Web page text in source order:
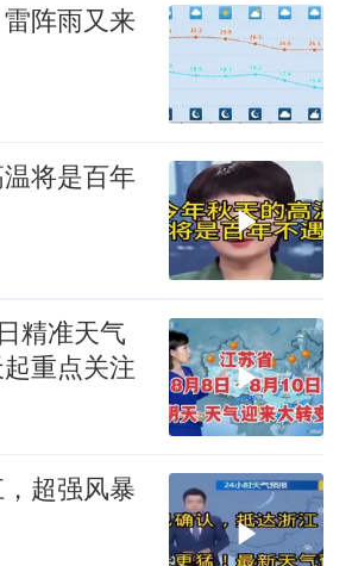
阵雨又来
将是百年
精准天气
重点关注
超强风暴